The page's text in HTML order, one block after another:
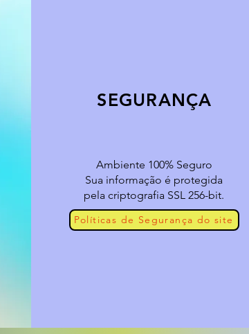
SEGURANÇA
Ambiente 100% Seguro
Sua informação é protegida
pela criptografia SSL 256-bit.
Políticas de Segurança do site